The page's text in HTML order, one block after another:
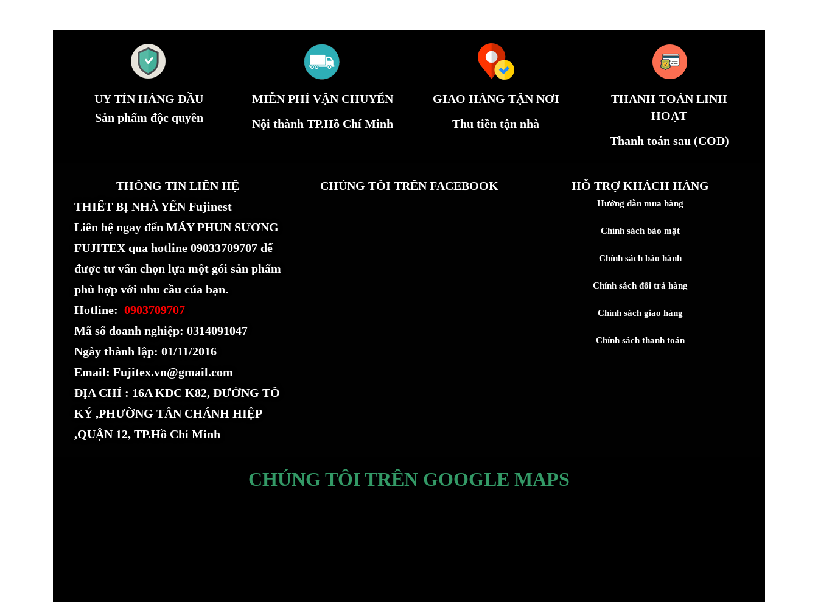
UY TÍN HÀNG ĐẦU
Sản phẩm độc quyền
MIỄN PHÍ VẬN CHUYỂN
Nội thành TP.Hồ Chí Minh
GIAO HÀNG TẬN NƠI
Thu tiền tận nhà
THANH TOÁN LINH
HOẠT
Thanh toán sau (COD)
THÔNG TIN LIÊN HỆ
THIẾT BỊ NHÀ YẾN Fujinest
Liên hệ ngay đến MÁY PHUN SƯƠNG
FUJITEX qua hotline 09033709707 để
được tư vấn chọn lựa một gói sản phẩm
phù hợp với nhu cầu của bạn.
Hotline: 0903709707
Mã số doanh nghiệp: 0314091047
Ngày thành lập: 01/11/2016
Email: Fujitex.vn@gmail.com
ĐỊA CHỈ : 16A KDC K82, ĐƯỜNG TÔ
KÝ ,PHƯỜNG TÂN CHÁNH HIỆP
,QUẬN 12, TP.Hồ Chí Minh
CHÚNG TÔI TRÊN FACEBOOK HỖ TRỢ KHÁCH HÀNG
Hướng dẫn mua hàng
Chính sách bảo mật
Chính sách bảo hành
Chính sách đổi trả hàng
Chính sách giao hàng
Chính sách thanh toán
CHÚNG TÔI TRÊN GOOGLE MAPS